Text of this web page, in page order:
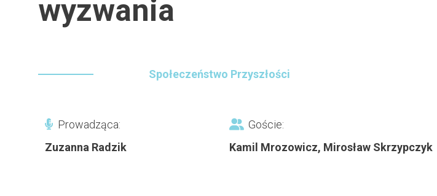
wyzwania
Społeczeństwo Przyszłości
Prowadząca:
Zuzanna Radzik
Goście:
Kamil Mrozowicz, Mirosław Skrzypczyk